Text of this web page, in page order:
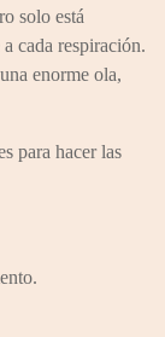
solo está
cada respiración.
enorme ola,
para hacer las